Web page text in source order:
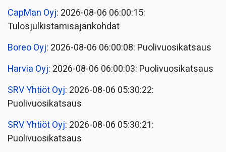
CapMan Oyj: 2026-08-06 06:00:15:
Tulosjulkistamisajankohdat
Boreo Oyj: 2026-08-06 06:00:08: Puolivuosikatsaus
Harvia Oyj: 2026-08-06 06:00:03: Puolivuosikatsaus
SRV Yhtiöt Oyj: 2026-08-06 05:30:22:
Puolivuosikatsaus
SRV Yhtiöt Oyj: 2026-08-06 05:30:21:
Puolivuosikatsaus